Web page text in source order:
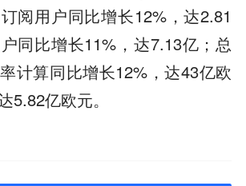
阅用户同比增长12%，达2.81
同比增长11%，达7.13亿；总
计算同比增长12%，达43亿欧
5.82亿欧元。